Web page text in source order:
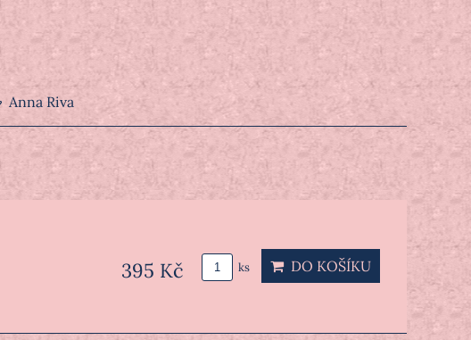
Anna Riva
395 Kč ks DO KOŠÍKU